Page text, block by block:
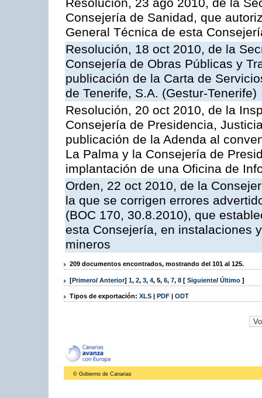
Resolución, 23 ago 2010, de la
Consejería de Sanidad, que
General Técnica de esta
Resolución, 18 oct 2010, de la
Consejería de Obras Públicas y
publicación de la Carta de
de Tenerife, S.A. (Gestur-Tenerife)
Resolución, 20 oct 2010, de la
Consejería de Presidencia,
publicación de la Adenda al
La Palma y la Consejería de
implantación de una Oficina de
Orden, 22 oct 2010, de la
la que se corrigen errores
(BOC 170, 30.8.2010), que
esta Consejería, en instalaciones
mineros
209 documentos encontrados, mostrando del 101 al 125.
[Primero/ Anterior] 1, 2, 3, 4, 5, 6, 7, 8 [ Siguiente/ Último ]
Tipos de exportación: XLS | PDF | ODT
© Gobierno de Canarias